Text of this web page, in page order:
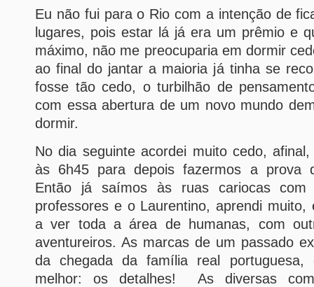
Eu não fui para o Rio com a intenção de
lugares, pois estar lá já era um prêmio e
máximo, não me preocuparia em dormir
ao final do jantar a maioria já tinha se
fosse tão cedo, o turbilhão de
com essa abertura de um novo mundo
dormir.
No dia seguinte acordei muito cedo,
às 6h45 para depois fazermos a prova
Então já saímos às ruas cariocas
professores e o Laurentino, aprendi muito,
a ver toda a área de humanas, com
aventureiros. As marcas de um passado
da chegada da família real
melhor: os detalhes! As diversas